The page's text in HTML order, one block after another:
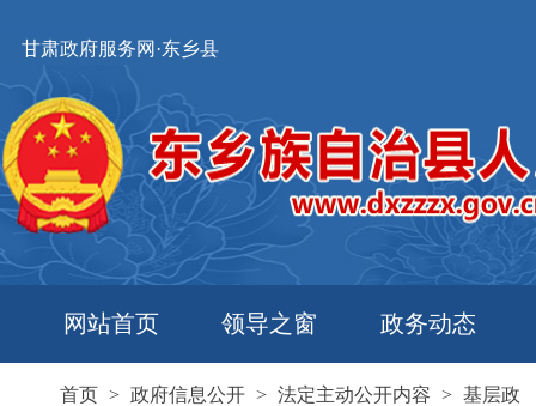
甘肃政府服务网·东乡县
网站首页 领导之窗 政务动态
首页 > 政府信息公开 > 法定主动公开内容 > 基层政